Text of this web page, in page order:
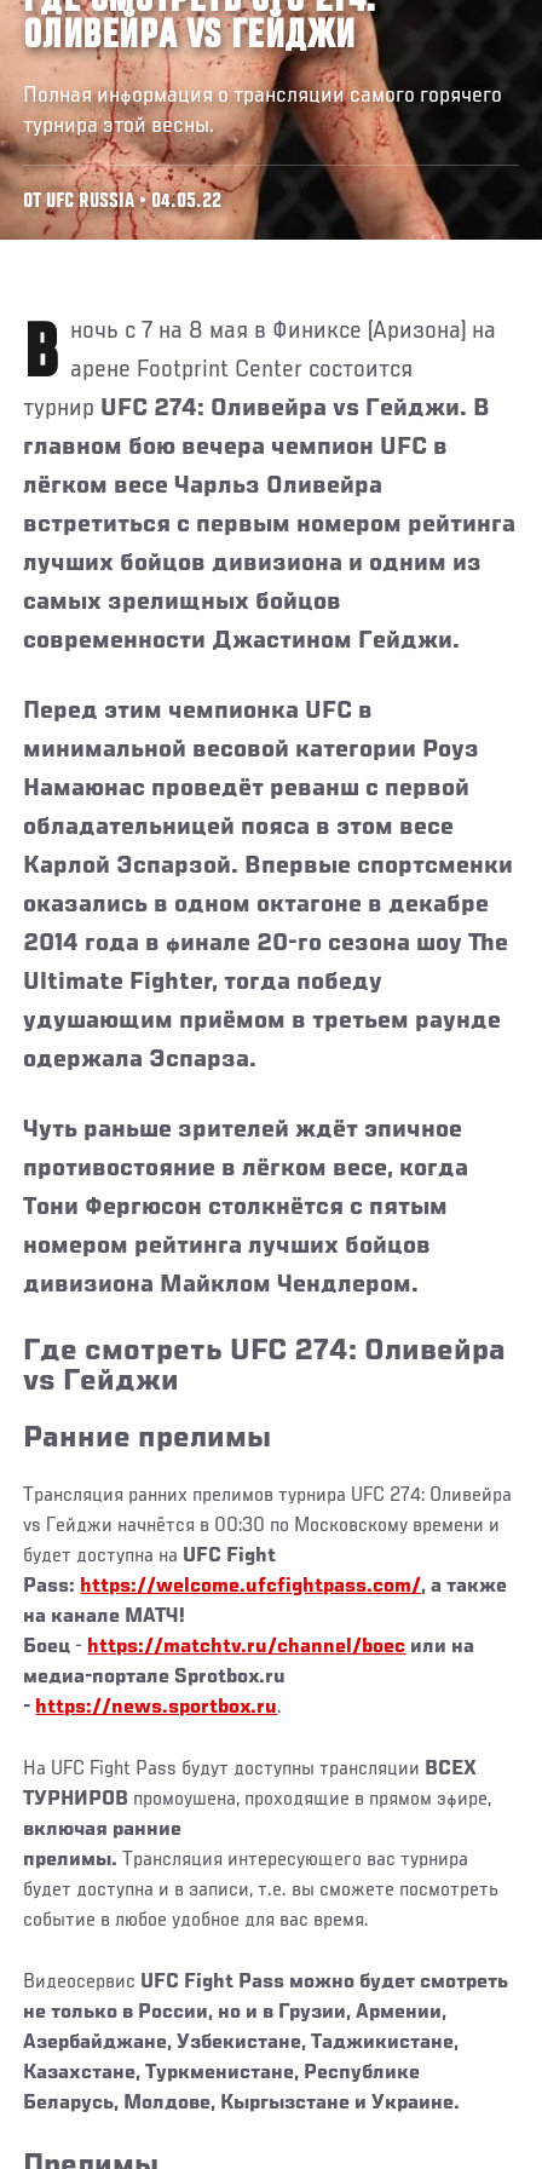
ОЛИВЕЙРА VS ГЕЙДЖИ
Полная информация о трансляции самого горячего
турнира этой весны.
ОТ UFC RUSSIA • 04.05.22
В ночь с 7 на 8 мая в Финиксе (Аризона) на арене Footprint Center состоится
турнир UFC 274: Оливейра vs Гейджи. В
главном бою вечера чемпион UFC в
лёгком весе Чарльз Оливейра
встретиться с первым номером рейтинга
лучших бойцов дивизиона и одним из
самых зрелищных бойцов
современности Джастином Гейджи.
Перед этим чемпионка UFC в
минимальной весовой категории Роуз
Намаюнас проведёт реванш с первой
обладательницей пояса в этом весе
Карлой Эспарзой. Впервые спортсменки
оказались в одном октагоне в декабре
2014 года в финале 20-го сезона шоу The
Ultimate Fighter, тогда победу
удушающим приёмом в третьем раунде
одержала Эспарза.
Чуть раньше зрителей ждёт эпичное
противостояние в лёгком весе, когда
Тони Фергюсон столкнётся с пятым
номером рейтинга лучших бойцов
дивизиона Майклом Чендлером.
Где смотреть UFC 274: Оливейра
vs Гейджи
Ранние прелимы
Трансляция ранних прелимов турнира UFC 274: Оливейра
vs Гейджи начнётся в 00:30 по Московскому времени и
будет доступна на UFC Fight
Pass: https://welcome.ufcfightpass.com/, а также
на канале МАТЧ!
Боец - https://matchtv.ru/channel/boec или на
медиа-портале Sprotbox.ru
- https://news.sportbox.ru.
На UFC Fight Pass будут доступны трансляции ВСЕХ
ТУРНИРОВ промоушена, проходящие в прямом эфире,
включая ранние
прелимы.Трансляция интересующего вас турнира
будет доступна и в записи, т.е. вы сможете посмотреть
событие в любое удобное для вас время.
Видеосервис UFC Fight Pass можно будет смотреть
не только в России, но и в Грузии, Армении,
Азербайджане, Узбекистане, Таджикистане,
Казахстане, Туркменистане, Республике
Беларусь, Молдове, Кыргызстане и Украине.